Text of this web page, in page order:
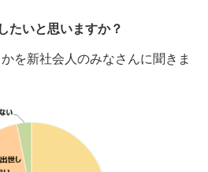
たいと思いますか？
を新社会人のみなさんに聞きま